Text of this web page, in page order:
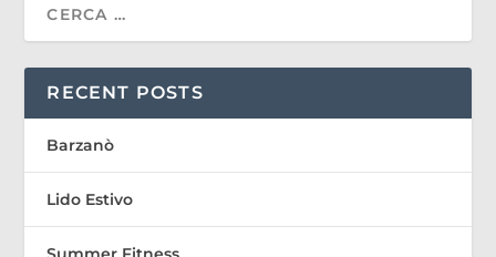
RECENT POSTS
Barzanò
Lido Estivo